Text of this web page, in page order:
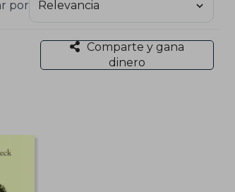
¡Viva Zapata! de Elia Kazan. En
por
Comparte y gana
dinero